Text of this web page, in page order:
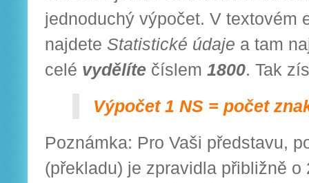
jednoduchý výpočet. V textovém
najdete Statistické údaje a tam
celé vydělíte číslem 1800. Tak
Výpočet 1 NS = počet
Poznámka: Pro Vaši představu,
(překladu) je zpravidla přibližně